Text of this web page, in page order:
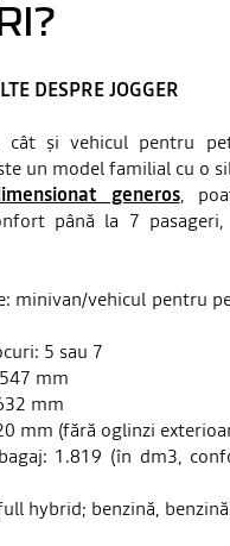
DESPRE JOGGER
cât și vehicul pentru
un model familial cu o
generos,
până la 7
minivan/vehicul pentru
5 sau 7
mm
mm
mm (fără oglinzi
1.819 (în dm3,
hybrid; benzină,